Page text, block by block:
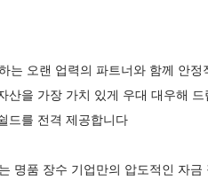
는 오랜 업력의 파트너와 함께 안
산을 가장 가치 있게 우대 대우해
드를 전격 제공합니다
명품 장수 기업만의 압도적인 자